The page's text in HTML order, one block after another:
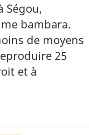
Ségou,
bambara.
de moyens
25
et à